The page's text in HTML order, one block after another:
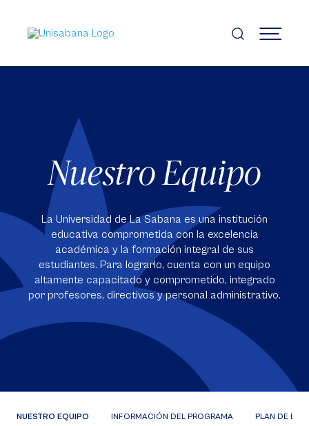
contenido
principal
MENÚ
Nuestro Equipo
La Universidad de La Sabana es una institución
educativa comprometida con la excelencia
académica y la formación integral de sus
estudiantes. Para lograrlo, cuenta con un equipo
altamente capacitado y comprometido, integrado
por profesores, directivos y personal administrativo.
NUESTRO EQUIPO INFORMACIÓN DEL PROGRAMA PLAN DE